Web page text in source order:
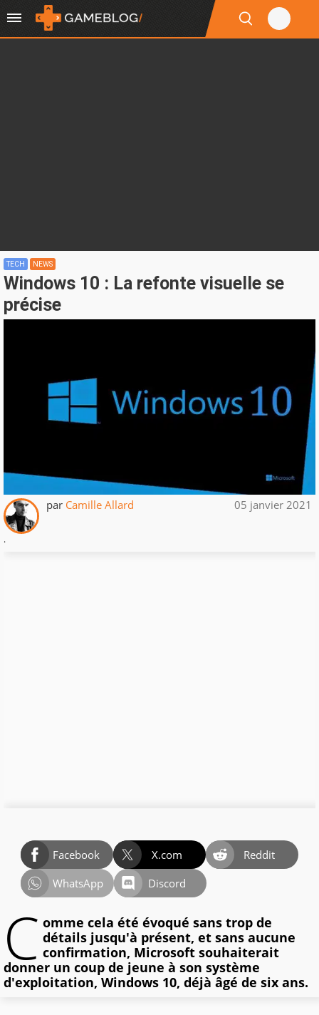
TECH NEWS
Windows 10 : La refonte visuelle se
précise
par Camille Allard 05 janvier 2021
.
Facebook X.com
Reddit
WhatsApp
Discord
C omme cela été évoqué sans trop de
détails jusqu'à présent, et sans aucune
confirmation, Microsoft souhaiterait
donner un coup de jeune à son système
d'exploitation, Windows 10, déjà âgé de six ans.